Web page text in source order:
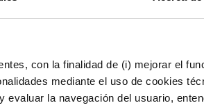
con la finalidad de (i) mejorar el
mediante el uso de cookies
la navegación del usuario,